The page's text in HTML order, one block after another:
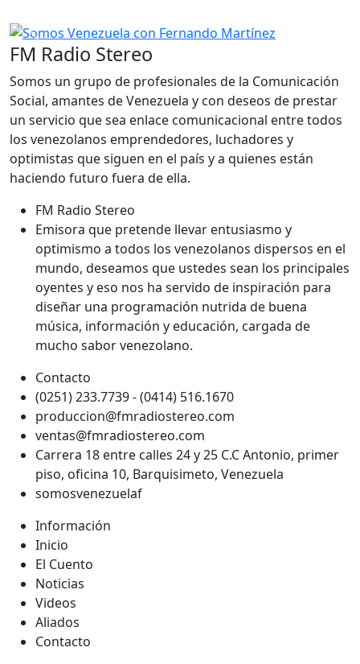
Anterior
FM Radio Stereo
Somos un grupo de profesionales de la Comunicación
Social, amantes de Venezuela y con deseos de prestar
un servicio que sea enlace comunicacional entre todos
los venezolanos emprendedores, luchadores y
optimistas que siguen en el país y a quienes están
haciendo futuro fuera de ella.
FM Radio Stereo
Emisora que pretende llevar entusiasmo y
optimismo a todos los venezolanos dispersos en el
mundo, deseamos que ustedes sean los principales
oyentes y eso nos ha servido de inspiración para
diseñar una programación nutrida de buena
música, información y educación, cargada de
mucho sabor venezolano.
Contacto
(0251) 233.7739 - (0414) 516.1670
produccion@fmradiostereo.com
ventas@fmradiostereo.com
Carrera 18 entre calles 24 y 25 C.C Antonio, primer
piso, oficina 10, Barquisimeto, Venezuela
somosvenezuelaf
Información
Inicio
El Cuento
Noticias
Videos
Aliados
Contacto